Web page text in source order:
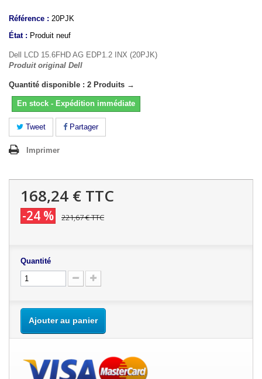
Référence : 20PJK
État : Produit neuf
Dell LCD 15.6FHD AG EDP1.2 INX (20PJK)
Produit original Dell
Quantité disponible : 2 Produits →
En stock - Expédition immédiate
Tweet Partager
Imprimer
168,24 € TTC
-24 % 221,67 €TTC
Quantité
Ajouter au panier